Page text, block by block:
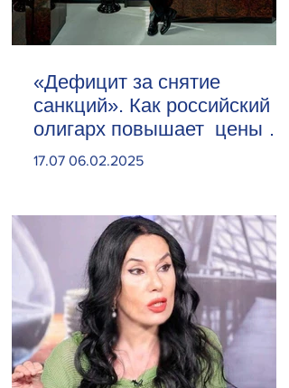
«Дефицит за снятие
санкций». Как российский
олигарх повышает цены на
сливочное масло
17.07 06.02.2025